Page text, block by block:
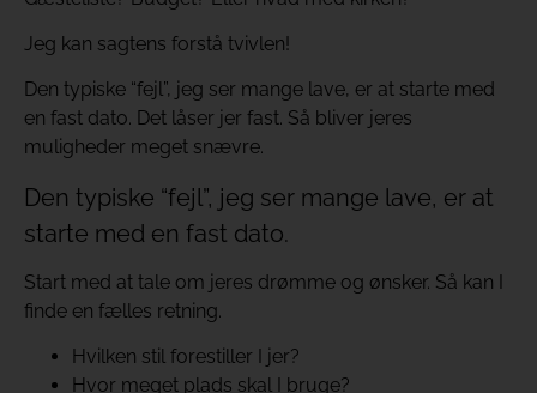
Jeg kan sagtens forstå tvivlen!
Den typiske “fejl”, jeg ser mange lave, er at starte med
en fast dato. Det låser jer fast. Så bliver jeres
muligheder meget snævre.
Den typiske “fejl”, jeg ser mange lave, er at
starte med en fast dato.
Start med at tale om jeres drømme og ønsker. Så kan I
finde en fælles retning.
Hvilken stil forestiller I jer?
Hvor meget plads skal I bruge?